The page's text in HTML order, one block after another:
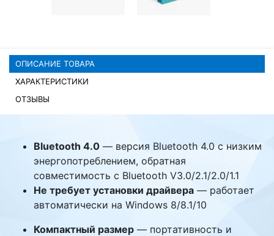
ОПИСАНИЕ ТОВАРА
ХАРАКТЕРИСТИКИ
ОТЗЫВЫ
Bluetooth 4.0 — версия Bluetooth 4.0 с низким
энергопотреблением, обратная
совместимость с Bluetooth V3.0/2.1/2.0/1.1
Не требует установки драйвера — работает
автоматически на Windows 8/8.1/10
Компактный размер — портативность и